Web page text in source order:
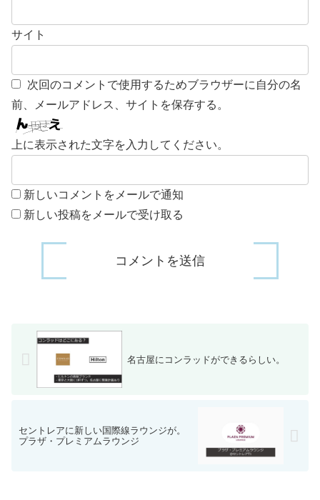
サイト
次回のコメントで使用するためブラウザーに自分の名
前、メールアドレス、サイトを保存する。
上に表示された文字を入力してください。
新しいコメントをメールで通知
新しい投稿をメールで受け取る
名古屋にコンラッドができるらしい。
セントレアに新しい国際線ラウンジが。
プラザ・プレミアムラウンジ